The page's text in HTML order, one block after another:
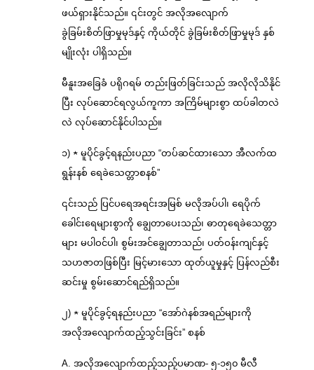
ဖယ်ရှားနိုင်သည်။ ၎င်းတွင် အလိုအလျောက်
ခွဲခြမ်းစိတ်ဖြာမှုမုဒ်နှင့် ကိုယ်တိုင် ခွဲခြမ်းစိတ်ဖြာမှုမုဒ် နှစ်
မျိုးလုံး ပါရှိသည်။
မီနူးအခြေခံ ပရိုဂရမ် တည်းဖြတ်ခြင်းသည် အလိုလိုသိနိုင်
ပြီး လုပ်ဆောင်ရလွယ်ကူကာ အကြိမ်များစွာ ထပ်ခါတလဲ
လဲ လုပ်ဆောင်နိုင်ပါသည်။
၁) ★ မူပိုင်ခွင့်ရနည်းပညာ “တပ်ဆင်ထားသော အီလက်ထ
ရွန်းနစ် ရေခဲသေတ္တာစနစ်”
၎င်းသည် ပြင်ပရေအရင်းအမြစ် မလိုအပ်ပါ၊ ရေပိုက်
ခေါင်းရေများစွာကို ချွေတာပေးသည်၊ ဓာတုရေခဲသေတ္တာ
များ မပါဝင်ပါ၊ စွမ်းအင်ချွေတာသည်၊ ပတ်ဝန်းကျင်နှင့်
သဟဇာတဖြစ်ပြီး မြင့်မားသော ထုတ်ယူမှုနှင့် ပြန်လည်စီး
ဆင်းမှု စွမ်းဆောင်ရည်ရှိသည်။
၂) ★ မူပိုင်ခွင့်ရနည်းပညာ “အော်ဂဲနစ်အရည်များကို
အလိုအလျောက်ထည့်သွင်းခြင်း” စနစ်
A. အလိုအလျောက်ထည့်သည့်ပမာဏ- ၅-၁၅၀ မီလီ